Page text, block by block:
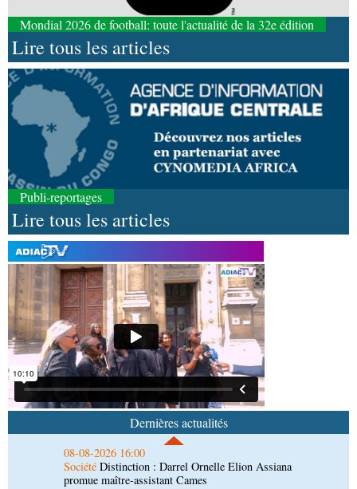
Mondial 2026 de football: toute l'actualité de la 32e édition
Lire tous les articles
Publi-reportages
Lire tous les articles
Dernières actualités
09-08-2026 10:30
SociétéHôpital Edith-Lucie-Bongo : des
équipements pour moderniser le plateau technique
08-08-2026 16:30
SociétéLutte contre les épidémies : les employés
de la maison de retraite Kambissi en formation
08-08-2026 16:00
Distinction : Darrel Ornelle Elion Assiana
promue maître-assistant Cames
08-08-2026 15:14
SportCoupe du Congo de football : JST, Inter,
Cara et V Club qualifiés pour les demi-finales